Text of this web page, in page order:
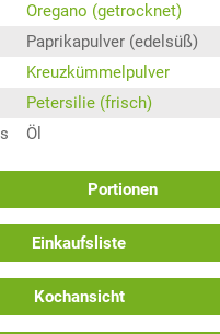
Oregano (getrocknet)
Paprikapulver (edelsüß)
Kreuzkümmelpulver
Petersilie (frisch)
Öl
Portionen
Einkaufsliste
Kochansicht